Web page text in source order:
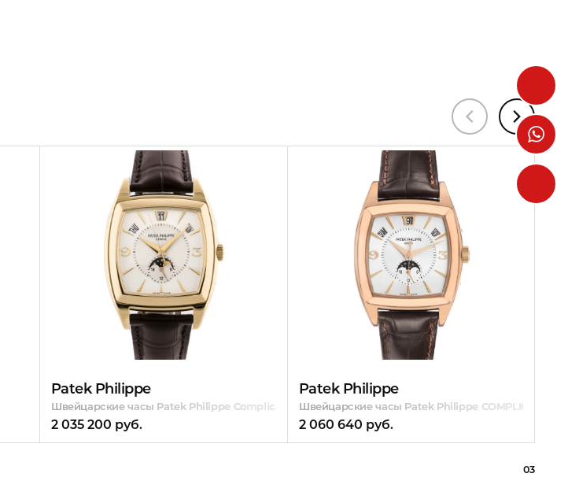
Patek Philippe
Швейцарские часы Patek Philippe Complicated
2 035 200 руб.
Patek Philippe
Швейцарские часы Patek Philippe COMPLICATED
2 060 640 руб.
03